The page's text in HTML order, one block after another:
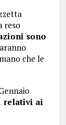
reso
sono
che le
relativi ai